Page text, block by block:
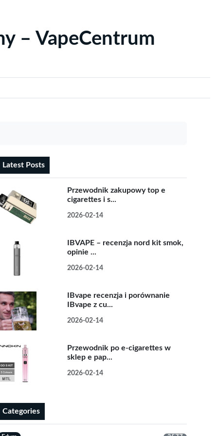
– VapeCentrum
Latest Posts
Przewodnik zakupowy top e
cigarettes i s...
2026-02-14
IBVAPE – recenzja nord kit smok,
opinie ...
2026-02-14
IBvape recenzja i porównanie
IBvape z cu...
2026-02-14
Przewodnik po e-cigarettes w
sklep e pap...
2026-02-14
Categories